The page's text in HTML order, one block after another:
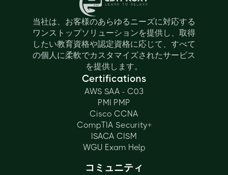
当社は、お客様のあらゆるニーズに対応する
ワンストップソリューションを提供し、取得
したい教育資格や認定資格に応じて、すべて
の個人に柔軟でカスタマイズされたサービス
を提供します。
Certifications
AWS SAA - C03
PMI PMP
Cisco CCNA
CompTIA Security+
ISACA CISM
WGU Exam Help
コミュニティ